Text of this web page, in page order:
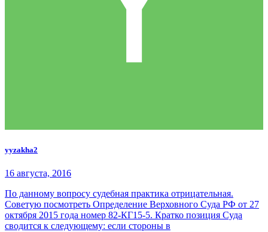
yyzakha2
16 августа, 2016
По данному вопросу судебная практика отрицательная.
Советую посмотреть Определение Верховного Суда РФ от 27
октября 2015 года номер 82-КГ15-5. Кратко позиция Суда
сводится к следующему: если стороны в